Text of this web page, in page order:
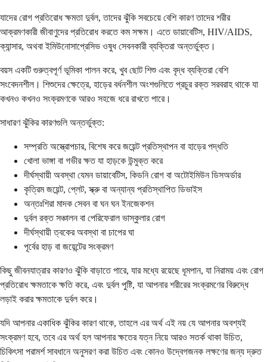
যাদের রোগ প্রতিরোধ ক্ষমতা দুর্বল, তাদের ঝুঁকি সবচেয়ে বেশি কারণ তাদের শরীর
আক্রমণকারী জীবাণুদের প্রতিরোধ করতে কম সক্ষম। এতে ডায়াবেটিস, HIV/AIDS,
ক্যান্সার, অথবা ইমিউনোসাপ্রেসিভ ওষুধ সেবনকারী ব্যক্তিরা অন্তর্ভুক্ত।
বয়স একটি গুরুত্বপূর্ণ ভূমিকা পালন করে, খুব ছোট শিশু এবং বৃদ্ধ ব্যক্তিরা বেশি
সংবেদনশীল। শিশুদের ক্ষেত্রে, হাড়ের বর্ধনশীল অংশগুলিতে প্রচুর রক্ত ​​সরবরাহ থাকে যা
কখনও কখনও সংক্রমণকে আরও সহজে ধরে রাখতে পারে।
সাধারণ ঝুঁকির কারণগুলি অন্তর্ভুক্ত:
সম্প্রতি অস্ত্রোপচার, বিশেষ করে জয়েন্ট প্রতিস্থাপন বা হাড়ের পদ্ধতি
খোলা ভাঙ্গা বা গভীর ক্ষত যা হাড়কে উন্মুক্ত করে
দীর্ঘস্থায়ী অবস্থা যেমন ডায়াবেটিস, কিডনি রোগ বা অটোইমিউন ডিসঅর্ডার
কৃত্রিম জয়েন্ট, প্লেট, স্ক্রু বা অন্যান্য প্রতিস্থাপিত ডিভাইস
অন্তঃশিরা মাদক সেবন বা ঘন ঘন ইনজেকশন
দুর্বল রক্ত ​​সঞ্চালন বা পেরিফেরাল ভাস্কুলার রোগ
দীর্ঘস্থায়ী ত্বকের অবস্থা বা চাপের ঘা
পূর্বের হাড় বা জয়েন্টের সংক্রমণ
কিছু জীবনযাত্রার কারণও ঝুঁকি বাড়াতে পারে, যার মধ্যে রয়েছে ধূমপান, যা নিরাময় এবং রোগ
প্রতিরোধ ক্ষমতাকে ক্ষতি করে, এবং দুর্বল পুষ্টি, যা আপনার শরীরের সংক্রমণের বিরুদ্ধে
লড়াই করার ক্ষমতাকে দুর্বল করে।
যদি আপনার একাধিক ঝুঁকির কারণ থাকে, তাহলে এর অর্থ এই নয় যে আপনার অবশ্যই
সংক্রমণ হবে, তবে এর অর্থ হল আপনার ক্ষতের যত্ন নিয়ে আরও সতর্ক থাকা উচিত,
চিকিৎসা পরামর্শ সাবধানে অনুসরণ করা উচিত এবং কোনও উদ্বেগজনক লক্ষণের জন্য দ্রুত